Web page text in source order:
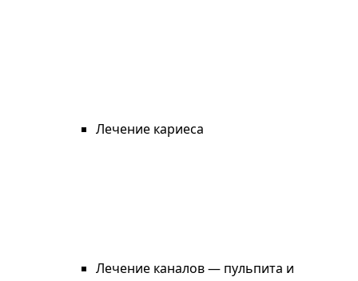
Лечение кариеса
Лечение каналов — пульпита и